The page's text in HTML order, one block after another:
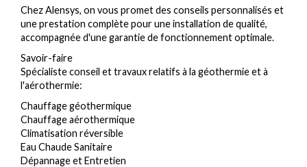
Chez Alensys, on vous promet des conseils personnalisés et
une prestation complète pour une installation de qualité,
accompagnée d'une garantie de fonctionnement optimale.
Savoir-faire
Spécialiste conseil et travaux relatifs à la géothermie et à
l'aérothermie:
Chauffage géothermique
Chauffage aérothermique
Climatisation réversible
Eau Chaude Sanitaire
Dépannage et Entretien